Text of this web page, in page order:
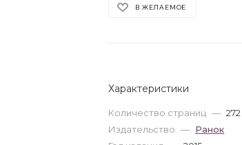
В ЖЕЛАЕМОЕ
Характеристики
Количество страниц — 272
Издательство — Ранок